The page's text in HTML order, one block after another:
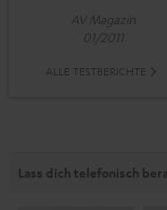
AV Magazin
01/2011
ALLE TESTBERICHTE
Lass dich telefonisch